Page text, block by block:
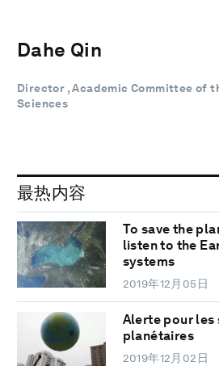
Dahe Qin
Director , Academic Committee of
Sciences
最热内容
To save the
listen to the
systems
2019年12月05日
Alerte pour les
planétaires
2019年12月02日